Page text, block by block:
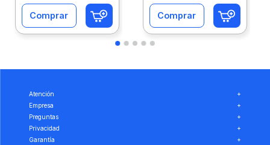
Comprar Comprar
Atención
+
Empresa
+
Preguntas
+
Privacidad
+
Garantía
+